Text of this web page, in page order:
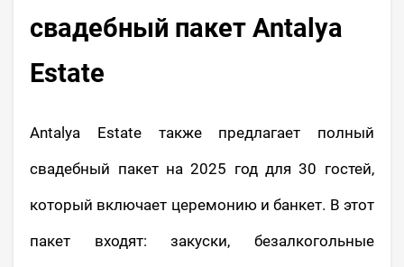
свадебный пакет Antalya
Estate
Antalya Estate также предлагает полный
свадебный пакет на 2025 год для 30 гостей,
который включает церемонию и банкет. В этот
пакет входят: закуски, безалкогольные